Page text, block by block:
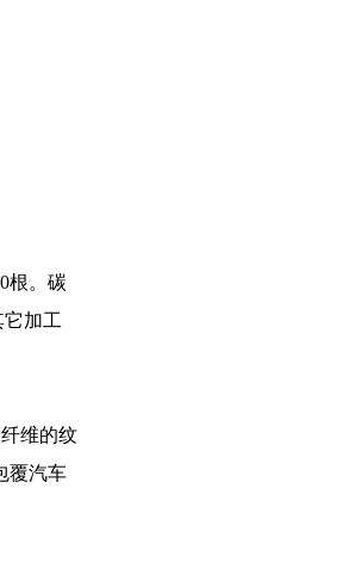
根。碳
加工
维的纹
覆汽车